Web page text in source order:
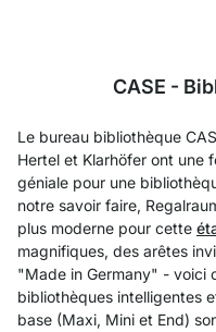
CASE -
Le bureau bibliothèque
Hertel et Klarhöfer ont une
géniale pour une
notre savoir faire,
plus moderne pour cette
magnifiques, des arêtes
"Made in Germany" - voici
bibliothèques intelligentes
base (Maxi, Mini et End)